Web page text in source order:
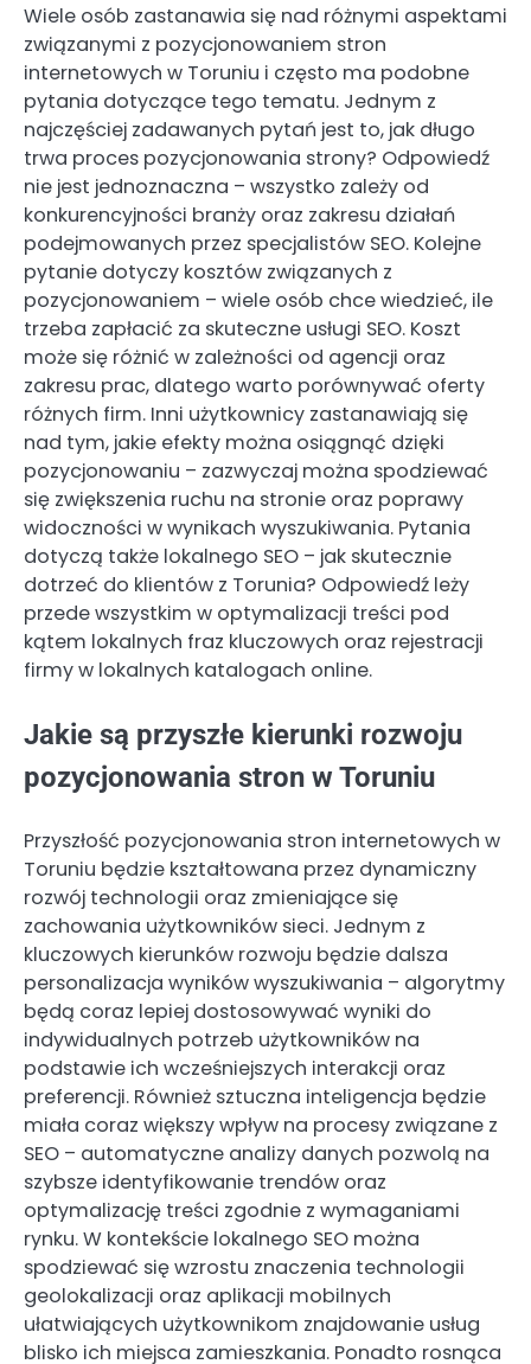
Wiele osób zastanawia się nad różnymi aspektami
związanymi z pozycjonowaniem stron
internetowych w Toruniu i często ma podobne
pytania dotyczące tego tematu. Jednym z
najczęściej zadawanych pytań jest to, jak długo
trwa proces pozycjonowania strony? Odpowiedź
nie jest jednoznaczna – wszystko zależy od
konkurencyjności branży oraz zakresu działań
podejmowanych przez specjalistów SEO. Kolejne
pytanie dotyczy kosztów związanych z
pozycjonowaniem – wiele osób chce wiedzieć, ile
trzeba zapłacić za skuteczne usługi SEO. Koszt
może się różnić w zależności od agencji oraz
zakresu prac, dlatego warto porównywać oferty
różnych firm. Inni użytkownicy zastanawiają się
nad tym, jakie efekty można osiągnąć dzięki
pozycjonowaniu – zazwyczaj można spodziewać
się zwiększenia ruchu na stronie oraz poprawy
widoczności w wynikach wyszukiwania. Pytania
dotyczą także lokalnego SEO – jak skutecznie
dotrzeć do klientów z Torunia? Odpowiedź leży
przede wszystkim w optymalizacji treści pod
kątem lokalnych fraz kluczowych oraz rejestracji
firmy w lokalnych katalogach online.
Jakie są przyszłe kierunki rozwoju
pozycjonowania stron w Toruniu
Przyszłość pozycjonowania stron internetowych w
Toruniu będzie kształtowana przez dynamiczny
rozwój technologii oraz zmieniające się
zachowania użytkowników sieci. Jednym z
kluczowych kierunków rozwoju będzie dalsza
personalizacja wyników wyszukiwania – algorytmy
będą coraz lepiej dostosowywać wyniki do
indywidualnych potrzeb użytkowników na
podstawie ich wcześniejszych interakcji oraz
preferencji. Również sztuczna inteligencja będzie
miała coraz większy wpływ na procesy związane z
SEO – automatyczne analizy danych pozwolą na
szybsze identyfikowanie trendów oraz
optymalizację treści zgodnie z wymaganiami
rynku. W kontekście lokalnego SEO można
spodziewać się wzrostu znaczenia technologii
geolokalizacji oraz aplikacji mobilnych
ułatwiających użytkownikom znajdowanie usług
blisko ich miejsca zamieszkania. Ponadto rosnąca